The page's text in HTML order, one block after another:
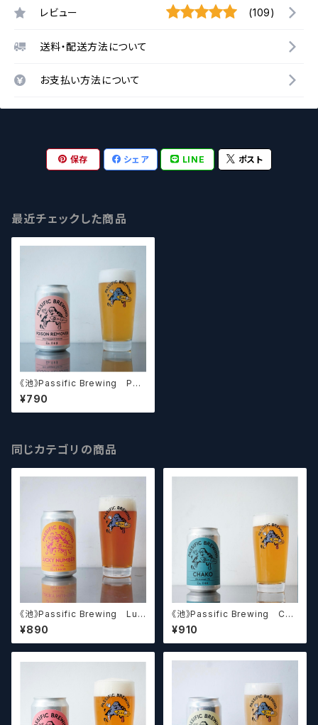
レビュー (109)
送料・配送方法について
お支払い方法について
保存 シェア LINE ポスト
最近チェックした商品
《池》Passific Brewing Poi
son Remover パシフィック
ポイズンリムーバー 【クラフト
ビール】
¥790
同じカテゴリの商品
《池》Passific Brewing Luc
ky Number #100 パシフィッ
ク ラッキーナンバー #100
【クラフトビール】
¥890
《池》Passific Brewing Cha
ko パシフィック チャコ 【ク
ラフトビール】
¥910